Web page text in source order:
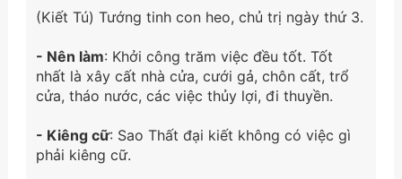
(Kiết Tú) Tướng tinh con heo, chủ trị ngày thứ 3.
- Nên làm: Khởi công trăm việc đều tốt. Tốt
nhất là xây cất nhà cửa, cưới gả, chôn cất, trổ
cửa, tháo nước, các việc thủy lợi, đi thuyền.
- Kiêng cữ: Sao Thất đại kiết không có việc gì
phải kiêng cữ.